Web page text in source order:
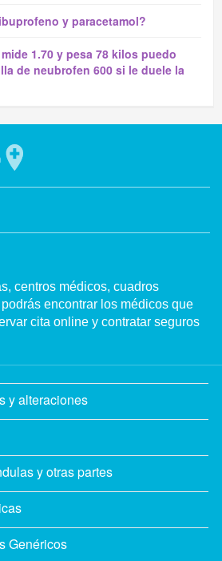
y paracetamol?
1.70 y pesa 78 kilos puedo
de neubrofen 600 si le duele la
centros médicos, cuadros
encontrar los médicos que
cita online y contratar seguros
y alteraciones
y otras partes
Genéricos